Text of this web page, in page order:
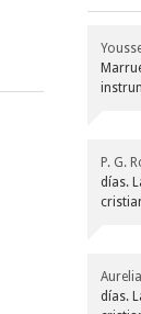
P. G.
días.
días.